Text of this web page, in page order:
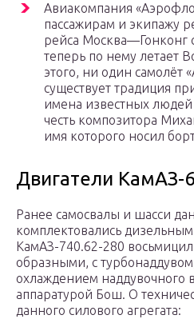
Авиакомпания
пассажирам и экипажу
рейса Москва—Гонконг
теперь по нему летает
этого, ни один самолёт
существует традиция
имена известных людей
честь композитора
имя которого носил
Двигатели КамАЗ-
Ранее самосвалы и шасси
комплектовались
КамАЗ-740.62-280
образными, с
охлаждением наддувочного
аппаратурой Бош. О
данного силового агрегата: